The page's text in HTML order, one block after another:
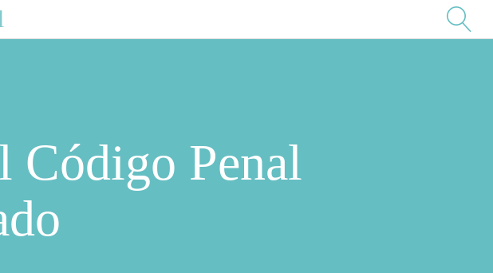
Código Penal